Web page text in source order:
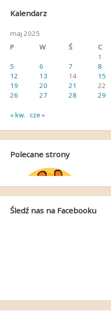
Kalendarz
maj 2025
P
W Ś C
1
5
6 7 8
12
13 14 15
19
20 21 22
26
27 28 29
« kw. cze »
Polecane strony
Śledź nas na Facebooku